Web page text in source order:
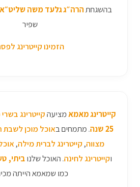
בהשגחתהרה״ג גלעד משה שליט״א
שפיר
הזמינו קייטרינג
קייטרינג מאמאמציעהקייטרינג
25 שנה
. מתמחים באוכל מוכן לשבת
מצווה, קייטרינג לברית מילה,
וקייטרינג לחינה. האוכל שלנוביתי,
כמו שמאמא הייתה